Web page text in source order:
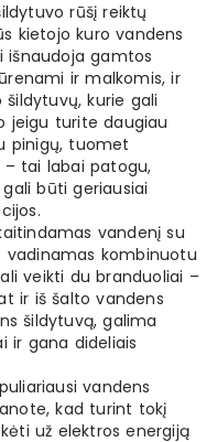
rūšį reiktų
kietojo kuro vandens
išnaudoja gamtos
ir malkomis, ir
kurie gali
jeigu turite daugiau
pinigų, tuomet
tai labai patogu,
būti geriausiai
vandenį su
vadinamas kombinuotu
veikti du branduoliai –
ir iš šalto vandens
šildytuvą, galima
ir gana dideliais
vandens
kad turint tokį
už elektros energiją